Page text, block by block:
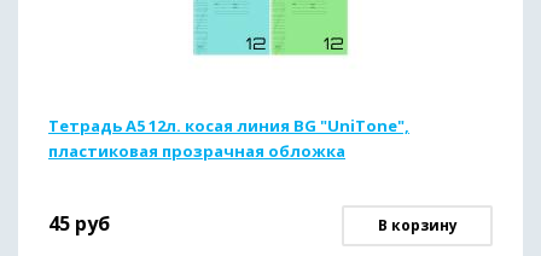
Тетрадь А5 12л. косая линия BG "UniTone",
пластиковая прозрачная обложка
45 руб В корзину